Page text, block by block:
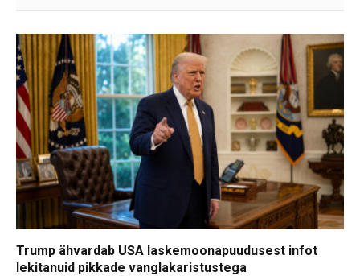
Trump ähvardab USA laskemoonapuudusest infot
lekitanuid pikkade vanglakaristustega